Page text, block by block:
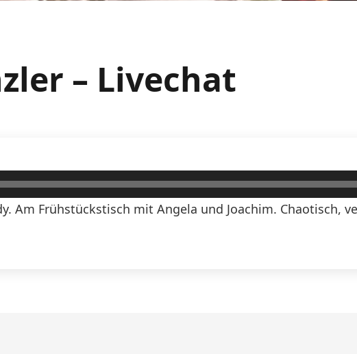
– Livechat
Am Frühstückstisch mit Angela und Joachim. Chaotisch,